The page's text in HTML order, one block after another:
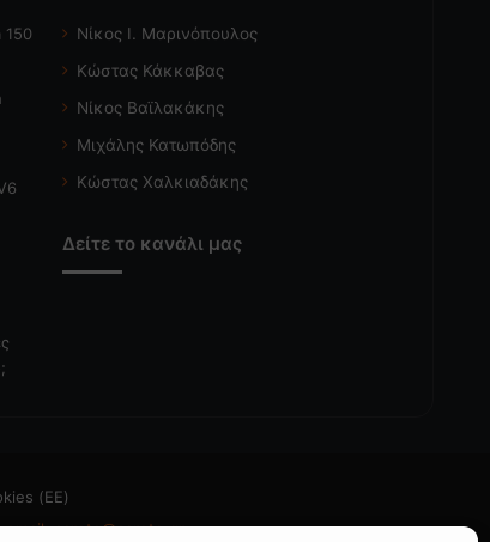
150
Νίκος Ι. Μαρινόπουλος
Κώστας Κάκκαβας
Νίκος Βαϊλακάκης
Μιχάλης Κατωπόδης
Κώστας Χαλκιαδάκης
Δείτε το κανάλι μας
(ΕΕ)
caroto@caroto.gr